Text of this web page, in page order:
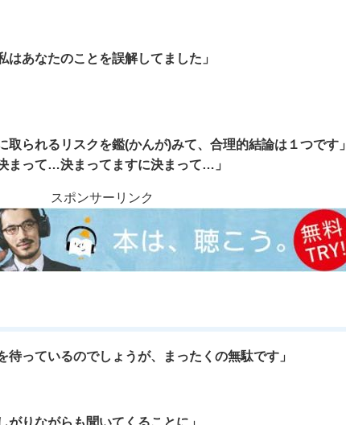
はあなたのことを誤解してました」
取られるリスクを鑑(かんが)みて、合理的結論は１つです」
まって…決まってますに決まって…」
スポンサーリンク
待っているのでしょうが、まったくの無駄です」
りながらも聞いてくることに」